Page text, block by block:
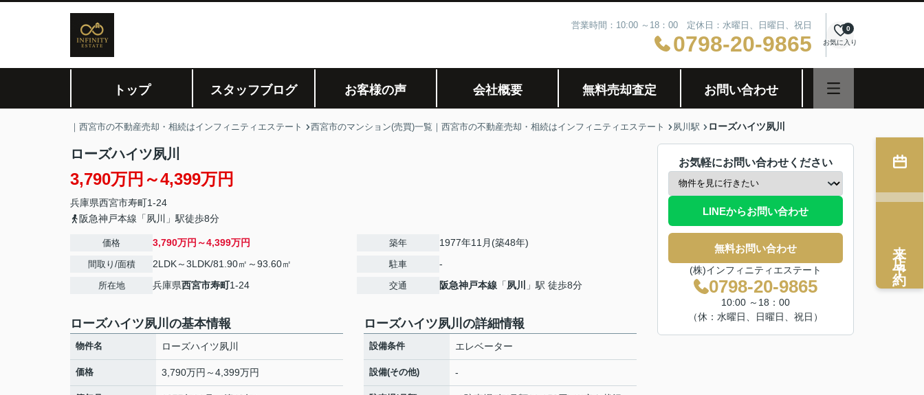
営業時間：10:00 ～18：00 定休日：水曜日、日曜日、祝日
0798-20-9865 お気に入り
0
トップ スタッフブログ お客様の声 会社概要 無料売却査定 お問い合わせ
｜西宮市の不動産売却・相続はインフィニティエステート 西宮市のマンション(売買)一覧｜西宮市の不動産売却・相続はインフィニティエステート 夙川駅 ローズハイツ夙川
ローズハイツ夙川
3,790万円～4,399万円
兵庫県西宮市寿町1-24
阪急神戸本線「夙川」駅徒歩8分
価格 3,790万円～4,399万円
間取り/面積 2LDK～3LDK/81.90㎡～93.60㎡
所在地 兵庫県西宮市寿町1-24
築年 1977年11月(築48年)
駐車 -
交通 阪急神戸本線 「夙川 」駅 徒歩8分
ローズハイツ夙川の基本情報
物件名 ローズハイツ夙川
価格 3,790万円～4,399万円
ローズハイツ夙川の詳細情報
設備条件 エレベーター
設備(その他) -
お気軽にお問い合わせください
LINEからお問い合わせ
無料お問い合わせ
(株)インフィニティエステート
0798-20-9865
10:00 ～18：00
（休：水曜日、日曜日、祝日）
来店予約